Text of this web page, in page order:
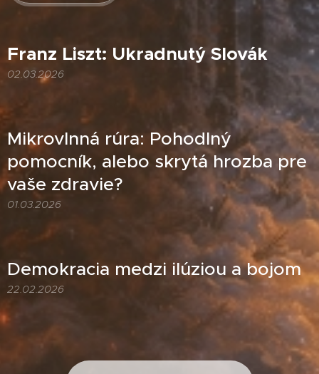
Franz Liszt: Ukradnutý Slovák
02.03.2026
Mikrovlnná rúra: Pohodlný
pomocník, alebo skrytá hrozba pre
vaše zdravie?
01.03.2026
Demokracia medzi ilúziou a bojom
22.02.2026